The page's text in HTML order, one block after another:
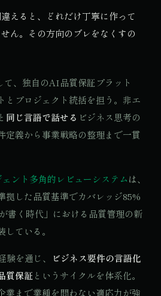
違えると、どれだけ丁寧に作って
ん。その方向のブレをなくすの
、独自のAI品質保証プラット
とプロジェクト統括を担う。非エ
同じ言語で話せる ビジネス思考の
定義から事業戦略の整理まで一貫
ント多角的レビューシステムは、
拠した品質基準でカバレッジ85%
書く時代」における品質管理の新
ている。
を通じ、
ビジネス要件の言語化
質保証 というサイクルを体系化。
業まで業種を問わない適応力が強